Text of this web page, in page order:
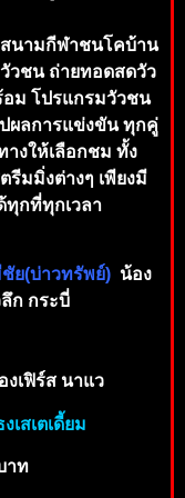
นามกีฬาชนโคบ้าน
วชน ถ่ายทอดสดวัว
ม โปรแกรมวัวชน
ผลการแข่งขัน ทุกคู่
งให้เลือกชม ทั้ง
รีมมิ่งต่างๆ เพียงมี
ทุกที่ทุกเวลา
ย(บ่าวทรัพย์) น้อง
ก กระบี่
เฟิร์ส นาแว
สเตเดี้ยม
ท